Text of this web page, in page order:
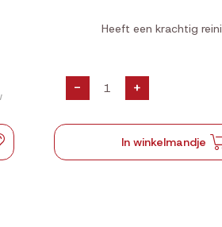
Heeft een krachtig
- +
In winkelmandje